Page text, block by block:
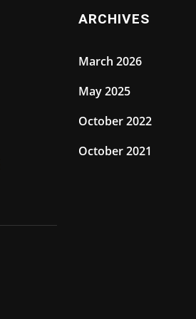
ARCHIVES
March 2026
May 2025
October 2022
October 2021